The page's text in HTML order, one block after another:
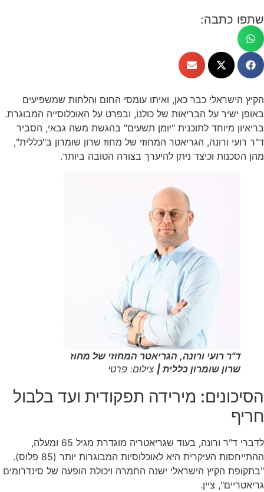
שתפו כתבה:
הקיץ הישראלי כבר כאן, ואיתו עומסי החום והלחות שמשפיעים
באופן ישיר על הבריאות של כולנו, ובפרט על האוכלוסייה המבוגרת.
בריאיון מיוחד לתוכנית "יומן תשעים" בהגשת משה גבאי, הסביר
ד"ר רועי ורונה, הגריאטר המחוזי של מחוז שרון שומרון ב"כללית",
מהן הסכנות וכיצד ניתן להיערך בצורה הטובה ביותר.
ד"ר רועי ורונה, הגריאטר המחוזי של מחוז
שרון שומרון כללית | צילום: פרטי
הסיכונים: מירידה תפקודית ועד בלבול
חריף
לדברי ד"ר ורונה, בעוד שגריאטריה מוגדרת מגיל 65 ומעלה,
ההתייחסות העיקרית היא לאוכלוסיות המבוגרות יותר (85 פלוס).
"בתקופת הקיץ הישראלי ישנה החמרה ויכולת הופעה של סינדרומים
גריאטריים", ציין.